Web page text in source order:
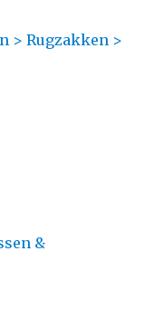
> Rugzakken >
&